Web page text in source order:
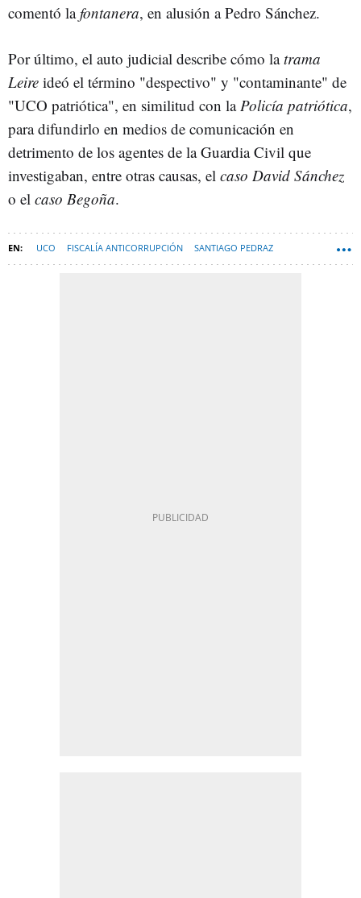
comentó lafontanera, en alusión a Pedro Sánchez.
Por último, el auto judicial describe cómo latrama
Leire ideó el término "despectivo" y "contaminante" de
"UCO patriótica", en similitud con laPolicía patriótica,
para difundirlo en medios de comunicación en
detrimento de los agentes de la Guardia Civil que
investigaban, entre otras causas, el caso David Sánchez
o el caso Begoña.
UCO FISCALÍA ANTICORRUPCIÓN SANTIAGO PEDRAZ